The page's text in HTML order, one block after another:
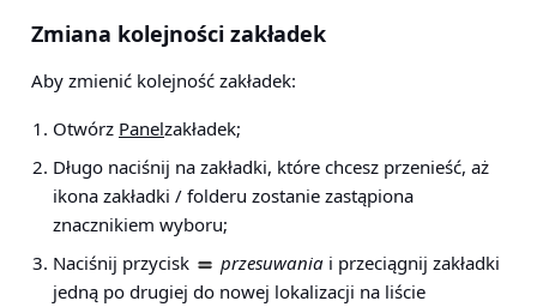
Zmiana kolejności zakładek
Aby zmienić kolejność zakładek:
Otwórz Panelzakładek;
Długo naciśnij na zakładki, które chcesz przenieść, aż
ikona zakładki / folderu zostanie zastąpiona
znacznikiem wyboru;
Naciśnij przycisk
przesuwania i przeciągnij zakładki
jedną po drugiej do nowej lokalizacji na liście